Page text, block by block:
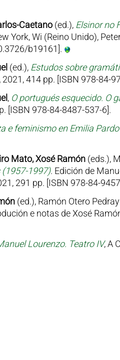
Caetano(ed.), Elsinor no
York, Wi (Reino Unido),
b19161].
(ed.), Estudos sobre
414 pp. [ISBN 978-84-
, O portugués esquecido. O
[ISBN 978-84-8487-537-6].
e feminismo en Emilia
Mato, Xosé Ramón(eds.),
(1957-1997). Edición de
291 pp. [ISBN 978-84-
(ed.), Ramón Otero
e notas de Xosé
Lourenzo. Teatro IV, A